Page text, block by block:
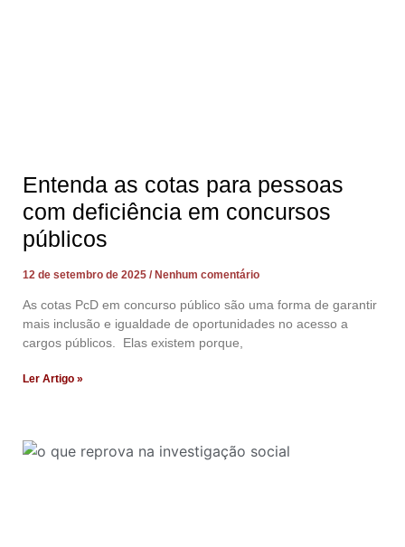
Entenda as cotas para pessoas
com deficiência em concursos
públicos
12 de setembro de 2025 Nenhum comentário
As cotas PcD em concurso público são uma forma de garantir
mais inclusão e igualdade de oportunidades no acesso a
cargos públicos. Elas existem porque,
Ler Artigo »